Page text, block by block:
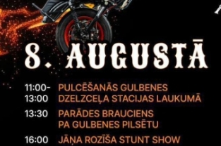
3. jūlijs, 2026 – 31. augusts, 2026